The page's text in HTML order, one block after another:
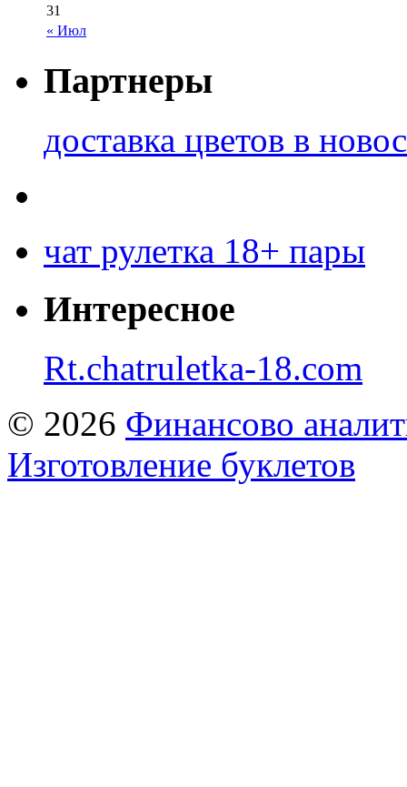
« Июл
31
Партнеры
доставка цветов в
чат рулетка 18+ пары
Интересное
Rt.chatruletka-18.com
© 2026 Финансово
Изготовление буклетов